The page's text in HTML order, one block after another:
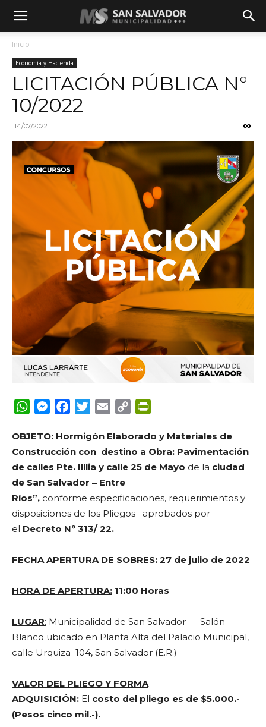
Inicio
Economía y Hacienda
LICITACIÓN PÚBLICA N°
10/2022
14/07/2022
WhatsApp
Messenger
FacebookTwitterEmail Copy
OBJETO: Hormigón Elaborado y Materiales de
Construcción con destino a Obra: Pavimentación
de calles Pte. Illlia y calle 25 de Mayo de la ciudad
de San Salvador – Entre
Ríos”, conforme especificaciones, requerimientos y
disposiciones de los Pliegos aprobados por
el Decreto Nº 313/ 22.
FECHA APERTURA DE SOBRES: 27 de julio de 2022
HORA DE APERTURA: 11:00 Horas
LUGAR: Municipalidad de San Salvador – Salón
Blanco ubicado en Planta Alta del Palacio Municipal,
calle Urquiza 104, San Salvador (E.R.)
VALOR DEL PLIEGO Y FORMA
ADQUISICIÓN: El costo del pliego es de $5.000.-
(Pesos cinco mil.-).